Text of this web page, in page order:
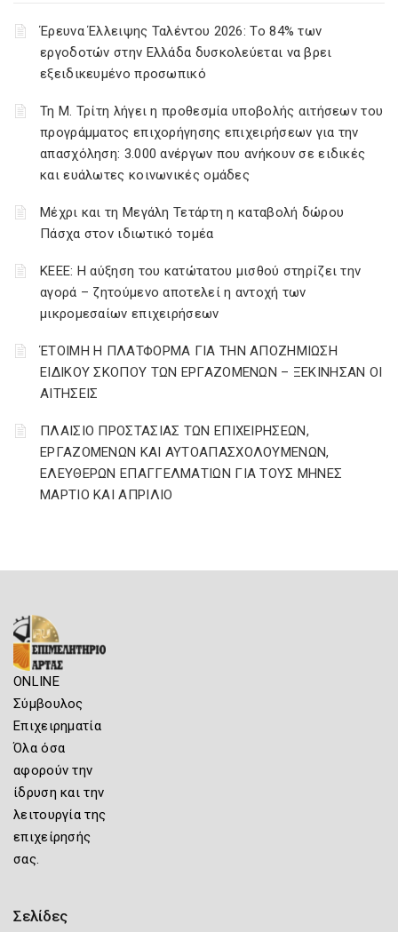
Έρευνα Έλλειψης Ταλέντου 2026: Το 84% των
εργοδοτών στην Ελλάδα δυσκολεύεται να βρει
εξειδικευμένο προσωπικό
Τη Μ. Τρίτη λήγει η προθεσμία υποβολής αιτήσεων του
προγράμματος επιχορήγησης επιχειρήσεων για την
απασχόληση: 3.000 ανέργων που ανήκουν σε ειδικές
και ευάλωτες κοινωνικές ομάδες
Μέχρι και τη Μεγάλη Τετάρτη η καταβολή δώρου
Πάσχα στον ιδιωτικό τομέα
ΚΕΕΕ: Η αύξηση του κατώτατου μισθού στηρίζει την
αγορά – ζητούμενο αποτελεί η αντοχή των
μικρομεσαίων επιχειρήσεων
ΈΤΟΙΜΗ Η ΠΛΑΤΦΟΡΜΑ ΓΙΑ ΤΗΝ ΑΠΟΖΗΜΙΩΣΗ
ΕΙΔΙΚΟΥ ΣΚΟΠΟΥ ΤΩΝ ΕΡΓΑΖΟΜΕΝΩΝ – ΞΕΚΙΝΗΣΑΝ ΟΙ
ΑΙΤΗΣΕΙΣ
ΠΛΑΙΣΙΟ ΠΡΟΣΤΑΣΙΑΣ ΤΩΝ ΕΠΙΧΕΙΡΗΣΕΩΝ,
ΕΡΓΑΖΟΜΕΝΩΝ ΚΑΙ ΑΥΤΟΑΠΑΣΧΟΛΟΥΜΕΝΩΝ,
ΕΛΕΥΘΕΡΩΝ ΕΠΑΓΓΕΛΜΑΤΙΩΝ ΓΙΑ ΤΟΥΣ ΜΗΝΕΣ
ΜΑΡΤΙΟ ΚΑΙ ΑΠΡΙΛΙΟ
ONLINE
Σύμβουλος
Επιχειρηματία
Όλα όσα
αφορούν την
ίδρυση και την
λειτουργία της
επιχείρησής
σας.
Σελίδες